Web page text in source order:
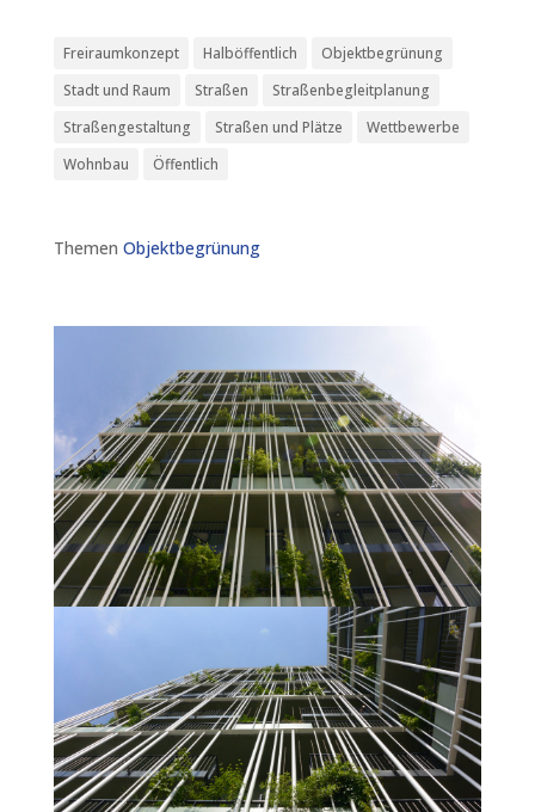
Freiraumkonzept Halböffentlich
Objektbegrünung
Stadt und Raum
Straßen
Straßenbegleitplanung
Straßengestaltung
Straßen und Plätze
Wettbewerbe
Wohnbau
Öffentlich
Themen Objektbegrünung